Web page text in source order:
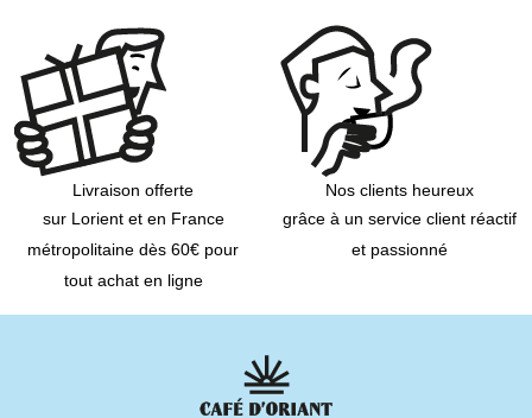
Livraison offerte
sur Lorient et en France
métropolitaine dès 60€ pour
tout achat en ligne
Nos clients heureux
grâce à un service client réactif
et passionné